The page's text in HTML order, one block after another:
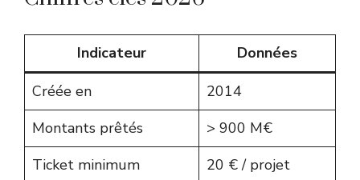
Indicateur
Données
Créée en
2014
Montants prêtés
> 900 M€
Ticket minimum
20 € / projet